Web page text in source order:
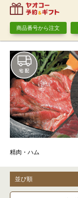
商品番号から注文
精肉・ハム
並び順